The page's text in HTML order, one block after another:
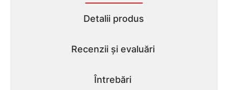
Detalii produs
Recenzii și evaluări
Întrebări